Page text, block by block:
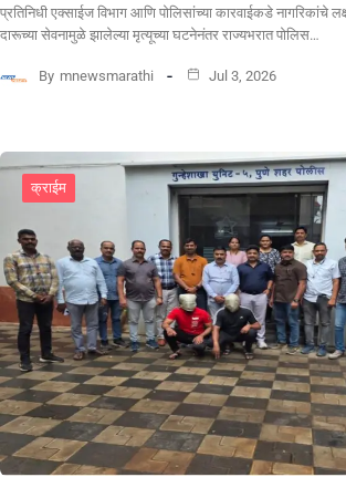
प्रतिनिधी एक्साईज विभाग आणि पोलिसांच्या कारवाईकडे नागरिकांचे
दारूच्या सेवनामुळे झालेल्या मृत्यूच्या घटनेनंतर राज्यभरात पोलिस…
By mnewsmarathi Jul 3, 2026
क्राईम